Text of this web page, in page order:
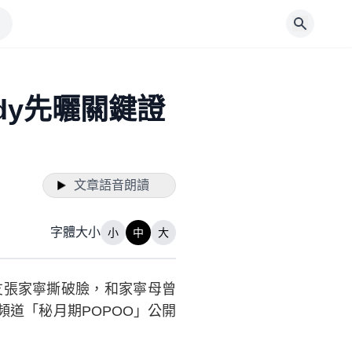
先曬關鍵證
文章語音朗讀
字體大小 小 中 大
家寧撕破臉，和家寧母曾
道「秘月期POPOO」公開